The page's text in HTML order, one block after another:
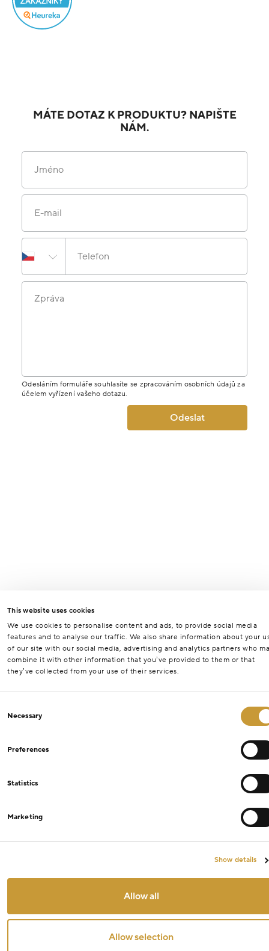
This website uses cookies
We use cookies to personalise content and ads, to provide social media
features and to analyse our traffic. We also share information about your
of our site with our social media, advertising and analytics partners who
combine it with other information that you’ve provided to them or that
they’ve collected from your use of their services.
Selection
Necessary
Preferences
Statistics
Marketing
Show details
Allow all
Allow selection
MÁTE DOTAZ K PRODUKTU? NAPIŠTE
NÁM.
Jméno
E-mail
Telefon
Zpráva
Odesláním formuláře souhlasíte se zpracováním osobních údajů za
účelem vyřízení vašeho dotazu.
Odeslat